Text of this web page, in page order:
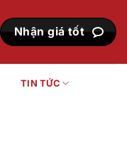
Nhận giá tốt
TIN TỨC